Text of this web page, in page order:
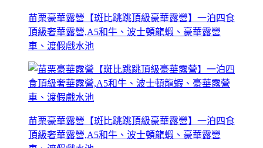
苗栗豪華露營【斑比跳跳頂級豪華露營】一泊四食
頂級奢華露營,A5和牛、波士頓龍蝦、豪華露營
車、渡假戲水池
苗栗豪華露營【斑比跳跳頂級豪華露營】一泊四食
頂級奢華露營,A5和牛、波士頓龍蝦、豪華露營